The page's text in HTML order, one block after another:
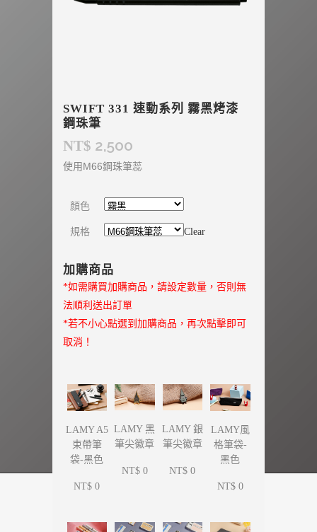
SWIFT 331 速動系列 霧黑烤漆
鋼珠筆
NT$ 2,500
使用M66鋼珠筆蕊
顏色
規格 Clear
加購商品
*如需購買加購商品，請設定數量，否則無
法順利送出訂單
*若不小心點選到加購商品，再次點擊即可
取消！
LAMY A5
束帶筆
袋-黑色
NT$ 0
LAMY 黑
筆尖徽章
NT$ 0
LAMY 銀
筆尖徽章
NT$ 0
LAMY風
格筆袋-
黑色
NT$ 0